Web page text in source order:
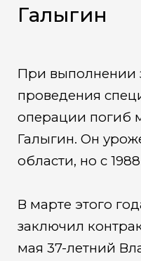
Галыгин
При выполнении
проведения
операции погиб
Галыгин. Он
области, но с
В марте этого
заключил
мая 37-летний